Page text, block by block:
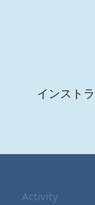
インスト
Activity